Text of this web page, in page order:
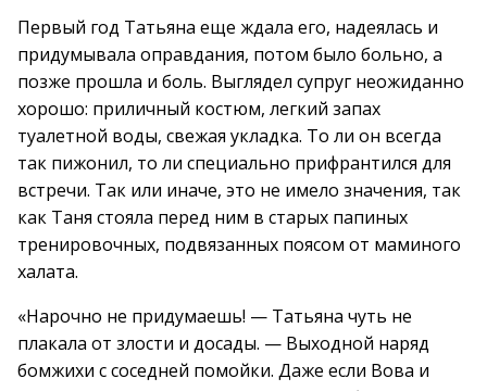
Первый год Татьяна еще ждала его, надеялась и
придумывала оправдания, потом было больно, а
позже прошла и боль. Выглядел супруг неожиданно
хорошо: приличный костюм, легкий запах
туалетной воды, свежая укладка. То ли он всегда
так пижонил, то ли специально прифрантился для
встречи. Так или иначе, это не имело значения, так
как Таня стояла перед ним в старых папиных
тренировочных, подвязанных поясом от маминого
халата.
«Нарочно не придумаешь! — Татьяна чуть не
плакала от злости и досады. — Выходной наряд
бомжихи с соседней помойки. Даже если Вова и